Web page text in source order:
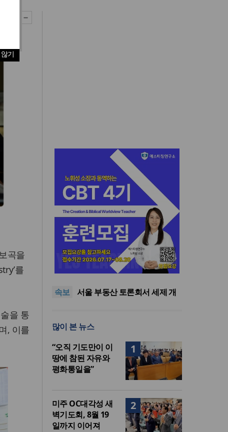
기
곡을
를
을 통
, 이를
속보
교진추, 2022 개정 통합과학 내
‘후성유전 해석 가능성’ 관련 청
단일종목 레버리지 ETF 거래
담금 도입 추진
N% 성과급 반대…반도체 성과
서울 부동산 토론회서 세제 개
‘후성유전 해석 가능성’ 관련 청
단일종목 레버리지 ETF 거래
40.6%가 외국인…과다호가부
담금 도입 추진
많이 본 뉴스
1
“오직 기도만이 이
땅에 참된 자유와
평화통일을”
2
미주 OC대각성 새
벽기도회, 8월 19
일까지 이어져